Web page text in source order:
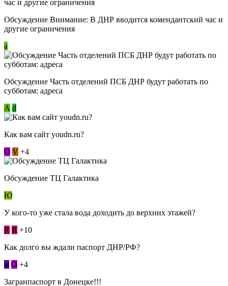
Обсуждение Внимание: В ДНР вводится комендантский час и
другие ограничения
a
Обсуждение Часть отделений ПСБ ДНР будут работать по
субботам: адреса
А d
Как вам сайт youdn.ru?
О V +4
Обсуждение ТЦ Галактика
Ю
У кого-то уже стала вода доходить до верхних этажей?
R R +10
Как долго вы ждали паспорт ДНР/РФ?
м О +4
Загранпаспорт в Донецке!!!